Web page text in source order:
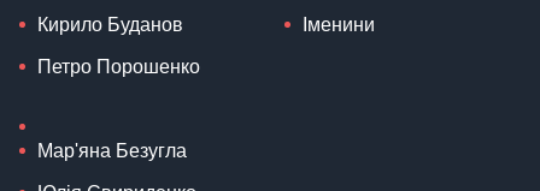
Кирило Буданов
Петро Порошенко
Мар'яна Безугла
Іменини